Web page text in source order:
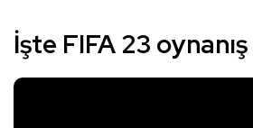
İşte FIFA 23